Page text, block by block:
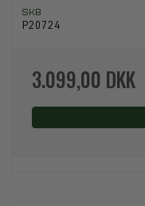
SKB
P20724
3.099,00 DKK